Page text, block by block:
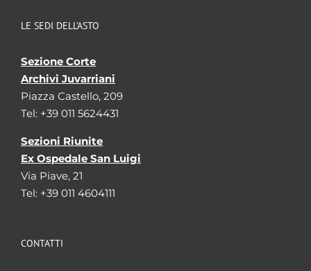
LE SEDI DELL’ASTO
Sezione Corte
Archivi Juvarriani
Piazza Castello, 209
Tel: +39 011 5624431
Sezioni Riunite
Ex Ospedale San Luigi
Via Piave, 21
Tel: +39 011 4604111
CONTATTI